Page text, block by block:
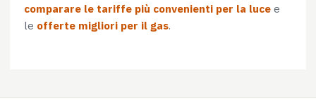
comparare le tariffe più convenienti per la luce e
le offerte migliori per il gas.